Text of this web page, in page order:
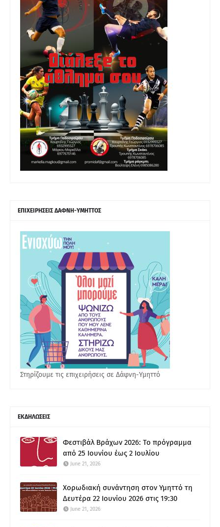
ΕΠΙΧΕΙΡΗΣΕΙΣ ΔΑΦΝΗ-ΥΜΗΤΤΟΣ
Στηρίζουμε τις επιχειρήσεις σε Δάφνη-Υμηττό
ΕΚΔΗΛΩΣΕΙΣ
Φεστιβάλ Βράχων 2026: Το πρόγραμμα
από 25 Ιουνίου έως 2 Ιουλίου
June 21, 2026
Χορωδιακή συνάντηση στον Υμηττό τη
Δευτέρα 22 Ιουνίου 2026 στις 19:30
June 21, 2026